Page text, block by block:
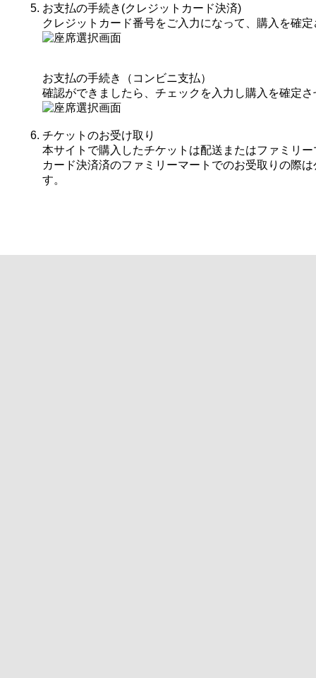
お支払の手続き(クレジットカード決済)
クレジットカード番号をご入力になって、購入を確
お支払の手続き（コンビニ支払）
確認ができましたら、チェックを入力し購入を確定
チケットのお受け取り
本サイトで購入したチケットは配送またはファミリ
カード決済済のファミリーマートでのお受取りの際
す。